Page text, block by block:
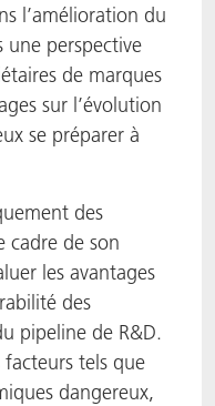
l’amélioration du
perspective
de marques
sur l’évolution
se préparer à
des
cadre de son
les avantages
des
pipeline de R&D.
facteurs tels que
dangereux,